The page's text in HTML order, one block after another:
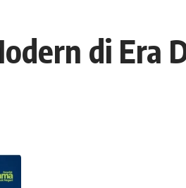
di Era